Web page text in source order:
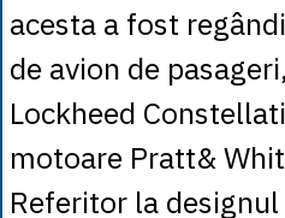
acesta a fost
de avion de
Lockheed
motoare Pratt&
Referitor la